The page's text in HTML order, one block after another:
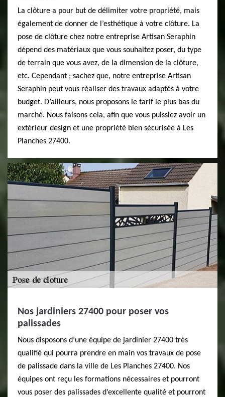
La clôture a pour but de délimiter votre propriété, mais
également de donner de l’esthétique à votre clôture. La
pose de clôture chez notre entreprise Artisan Seraphin
dépend des matériaux que vous souhaitez poser, du type
de terrain que vous avez, de la dimension de la clôture,
etc. Cependant ; sachez que, notre entreprise Artisan
Seraphin peut vous réaliser des travaux adaptés à votre
budget. D’ailleurs, nous proposons le tarif le plus bas du
marché. Nous faisons cela, afin que vous puissiez avoir un
extérieur design et une propriété bien sécurisée à Les
Planches 27400.
Nos jardiniers 27400 pour poser vos
palissades
Nous disposons d’une équipe de jardinier 27400 très
qualifié qui pourra prendre en main vos travaux de pose
de palissade dans la ville de Les Planches 27400. Nos
équipes ont reçu les formations nécessaires et pourront
vous poser des palissades d’excellente qualité et pourront